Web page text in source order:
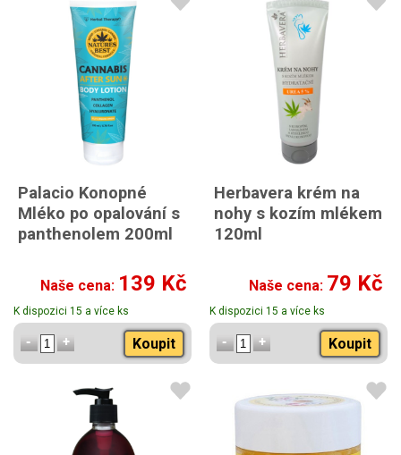
Palacio Konopné
Mléko po opalování s
panthenolem 200ml
Naše cena: 139 Kč
K dispozici 15 a více ks
Koupit
Herbavera krém na
nohy s kozím mlékem
120ml
Naše cena: 79 Kč
K dispozici 15 a více ks
Koupit